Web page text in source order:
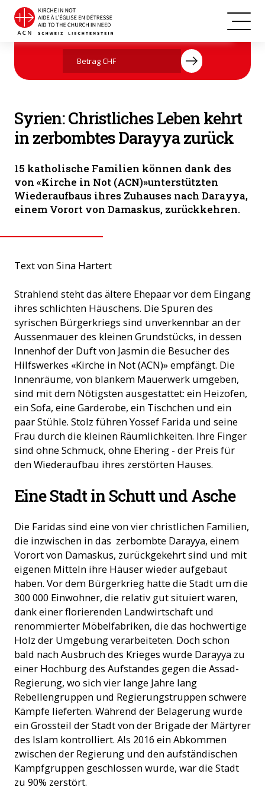
Das christliche Ehepaar Farida in ihrem instandgesetzten Haus. (Foto:
«Kirche in Not (ACN)»)
Jetzt mit Ihrer Spende helfen
Syrien: Christliches Leben kehrt
in zerbombtes Darayya zurück
15 katholische Familien können dank des
von «Kirche in Not (ACN)»unterstützten
Wiederaufbaus ihres Zuhauses nach Darayya,
einem Vorort von Damaskus, zurückkehren.
Text von Sina Hartert
Strahlend steht das ältere Ehepaar vor dem Eingang
ihres schlichten Häuschens. Die Spuren des
syrischen Bürgerkriegs sind unverkennbar an der
Aussenmauer des kleinen Grundstücks, in dessen
Innenhof der Duft von Jasmin die Besucher des
Hilfswerkes «Kirche in Not (ACN)» empfängt. Die
Innenräume, von blankem Mauerwerk umgeben,
sind mit dem Nötigsten ausgestattet: ein Heizofen,
ein Sofa, eine Garderobe, ein Tischchen und ein
paar Stühle. Stolz führen Yossef Farida und seine
Frau durch die kleinen Räumlichkeiten. Ihre Finger
sind ohne Schmuck, ohne Ehering - der Preis für
den Wiederaufbau ihres zerstörten Hauses.
Eine Stadt in Schutt und Asche
Die Faridas sind eine von vier christlichen Familien,
die inzwischen in das zerbombte Darayya, einem
Vorort von Damaskus, zurückgekehrt sind und mit
eigenen Mitteln ihre Häuser wieder aufgebaut
haben. Vor dem Bürgerkrieg hatte die Stadt um die
300 000 Einwohner, die relativ gut situiert waren,
dank einer florierenden Landwirtschaft und
renommierter Möbelfabriken, die das hochwertige
Holz der Umgebung verarbeiteten. Doch schon
bald nach Ausbruch des Krieges wurde Darayya zu
einer Hochburg des Aufstandes gegen die Assad-
Regierung, wo sich vier lange Jahre lang
Rebellengruppen und Regierungstruppen schwere
Kämpfe lieferten. Während der Belagerung wurde
ein Grossteil der Stadt von der Brigade der Märtyrer
des Islam kontrolliert. Als 2016 ein Abkommen
zwischen der Regierung und den aufständischen
Kampfgruppen geschlossen wurde, war die Stadt
zu 90% zerstört.